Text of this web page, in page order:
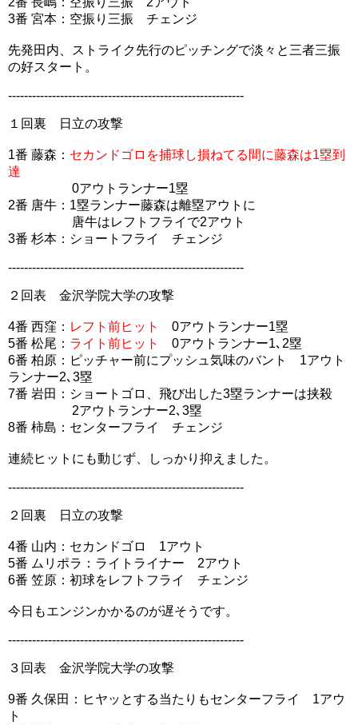
3番 宮本：空振り三振 チェンジ
先発田内、ストライク先行のピッチングで淡々と三者三振
の好スタート。
-----------------------------------------------------------
１回裏 日立の攻撃
1番 藤森： セカンドゴロを捕球し損ねてる間に藤森は1塁到
達
0アウトランナー1塁
2番 唐牛：1塁ランナー藤森は離塁アウトに
唐牛はレフトフライで2アウト
3番 杉本：ショートフライ チェンジ
-----------------------------------------------------------
２回表 金沢学院大学の攻撃
4番 西窪： レフト前ヒット
0アウトランナー1塁
5番 松尾： ライト前ヒット
0アウトランナー1､2塁
6番 柏原：ピッチャー前にプッシュ気味のバント 1アウト
ランナー2､3塁
7番 岩田：ショートゴロ、飛び出した3塁ランナーは挟殺
2アウトランナー2､3塁
8番 柿島：センターフライ チェンジ
連続ヒットにも動じず、しっかり抑えました。
-----------------------------------------------------------
２回裏 日立の攻撃
4番 山内：セカンドゴロ 1アウト
5番 ムリポラ：ライトライナー 2アウト
6番 笠原：初球をレフトフライ チェンジ
今日もエンジンかかるのが遅そうです。
-----------------------------------------------------------
３回表 金沢学院大学の攻撃
9番 久保田：ヒヤッとする当たりもセンターフライ 1アウ
ト